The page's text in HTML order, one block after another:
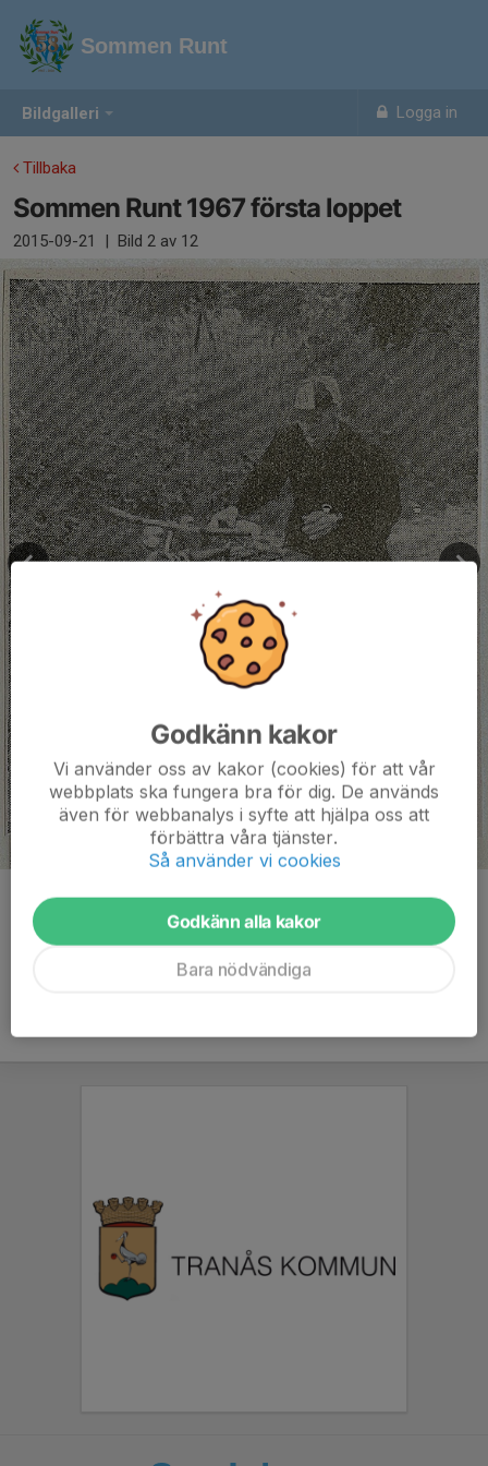
Bildgalleri Logga in
Sommen Runt
Tillbaka
Sommen Runt 1967 första loppet
2015-09-21 | Bild 2 av 12
Kommentarer
Godkänn kakor
Vi använder oss av kakor (cookies) för att vår
webbplats ska fungera bra för dig. De används
även för webbanalys i syfte att hjälpa oss att
förbättra våra tjänster.
Så använder vi cookies
Godkänn alla kakor
Bara nödvändiga